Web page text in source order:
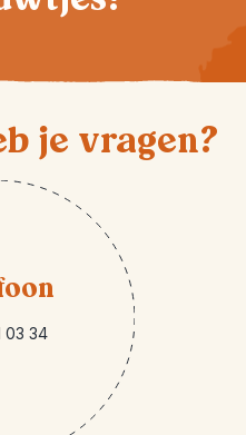
je vragen?
03 34